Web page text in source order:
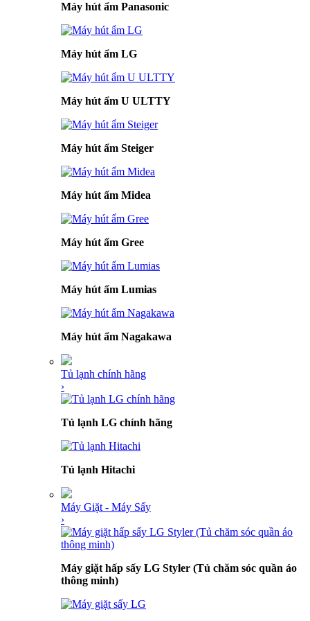
Máy hút ẩm Panasonic
Máy hút ẩm LG
Máy hút ẩm U ULTTY
Máy hút ẩm Steiger
Máy hút ẩm Midea
Máy hút ẩm Gree
Máy hút ẩm Lumias
Máy hút ẩm Nagakawa
Tủ lạnh chính hãng
›
Tủ lạnh LG chính hãng
Tủ lạnh Hitachi
Máy Giặt - Máy Sấy
›
Máy giặt hấp sấy LG Styler (Tủ chăm sóc quần áo
thông minh)